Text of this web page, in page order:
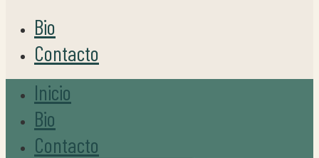
Bio
Contacto
Inicio
Bio
Contacto